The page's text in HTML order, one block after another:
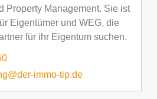
Property Management. Sie ist
Eigentümer und WEG, die
für ihr Eigentum suchen.
immo-tip.de